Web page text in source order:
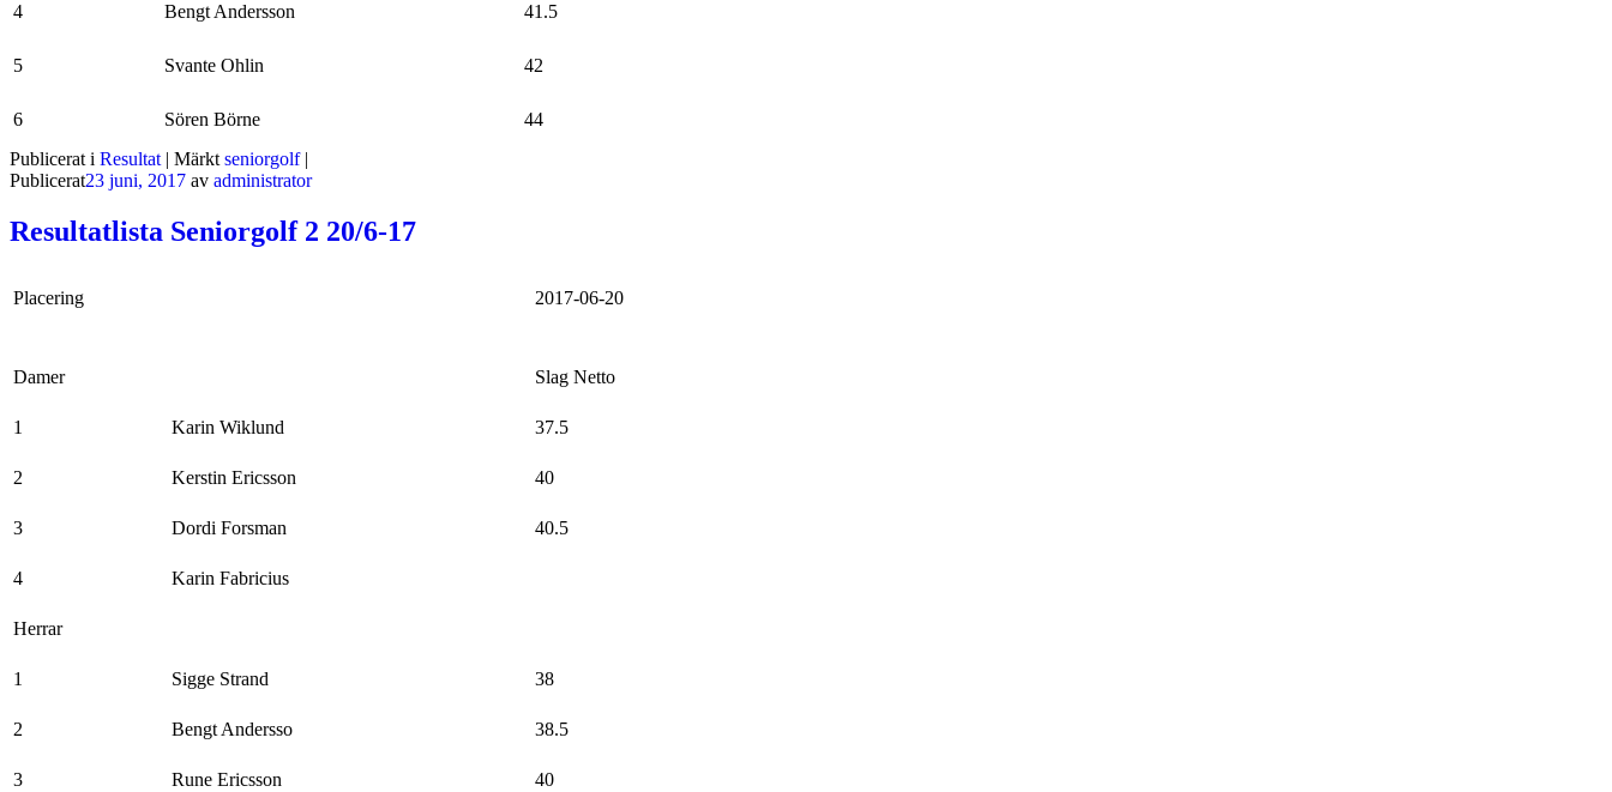
4 Bengt Andersson 41.5
5 Svante Ohlin 42
6 Sören Börne
44
Publicerat i Resultat Märktseniorgolf
Publicerat23 juni, 2017 av administrator
Resultatlista Seniorgolf 2 20/6-17
Placering 2017-06-20
Damer Slag Netto
1 Karin Wiklund 37.5
2 Kerstin Ericsson 40
3 Dordi Forsman 40.5
4 Karin Fabricius
Herrar
1 Sigge Strand 38
2 Bengt Andersso 38.5
3 Rune Ericsson 40